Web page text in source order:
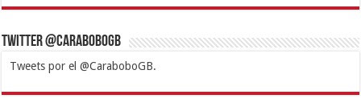
Twitter @CaraboboGB
Tweets por el @CaraboboGB.
1xbetBetturkeyBetistKralbetSupertotobetTipobetMatadorbetMariobet
https://mvbcasino.com/